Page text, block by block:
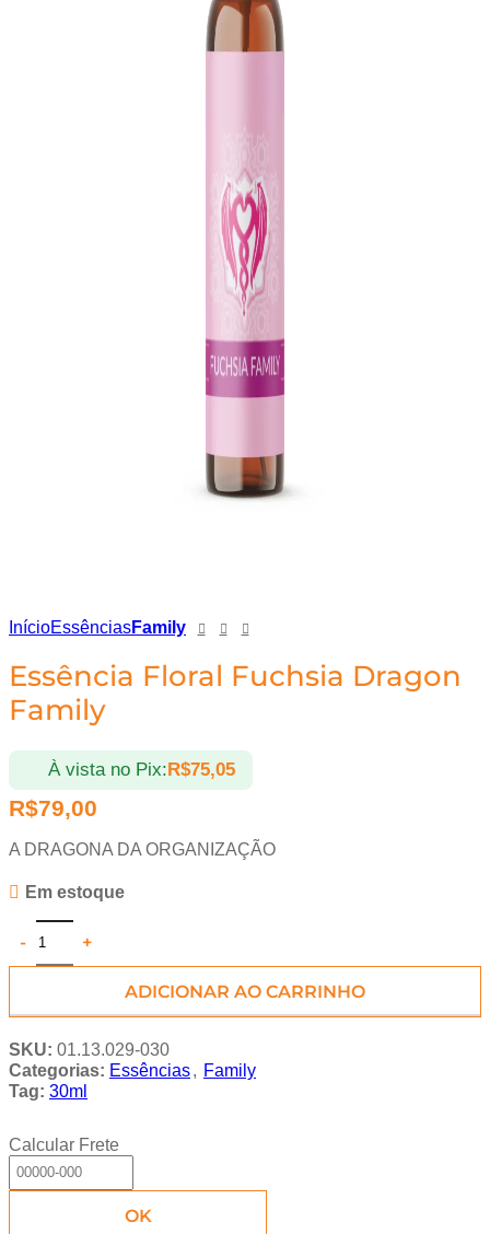
InícioEssênciasFamily
Essência Floral Fuchsia Dragon
Family
À vista no Pix: R$75,05
R$79,00
A DRAGONA DA ORGANIZAÇÃO
Em estoque
ADICIONAR AO CARRINHO
SKU: 01.13.029-030
Categorias: Essências, Family
Tag: 30ml
Calcular Frete
OK